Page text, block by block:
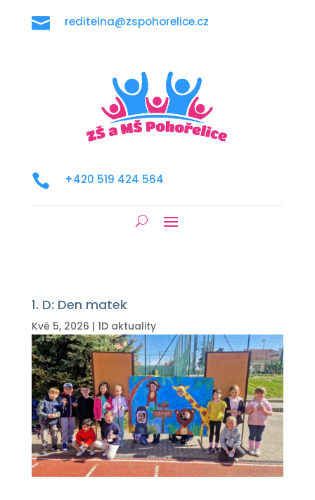
 reditelna@zspohorelice.cz
 +420 519 424 564
1. D: Den matek
Kvě 5, 2026 | 1D aktuality